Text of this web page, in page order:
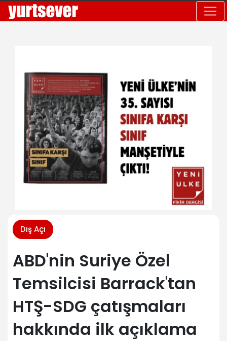
Dış Açı
ABD'nin Suriye Özel
Temsilcisi Barrack'tan
HTŞ-SDG çatışmaları
hakkında ilk açıklama